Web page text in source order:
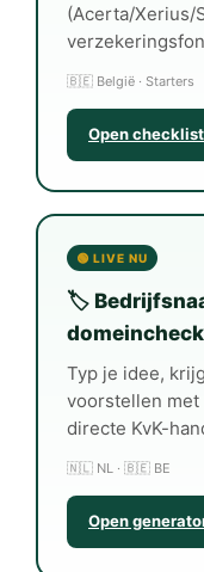
(Acerta/Xerius/
🇧🇪 België · Starters
Open
🟢 LIVE NU
🏷️
domeincheck
Typ je idee,
voorstellen met
directe KvK-
🇳🇱 NL · 🇧🇪 BE
Open